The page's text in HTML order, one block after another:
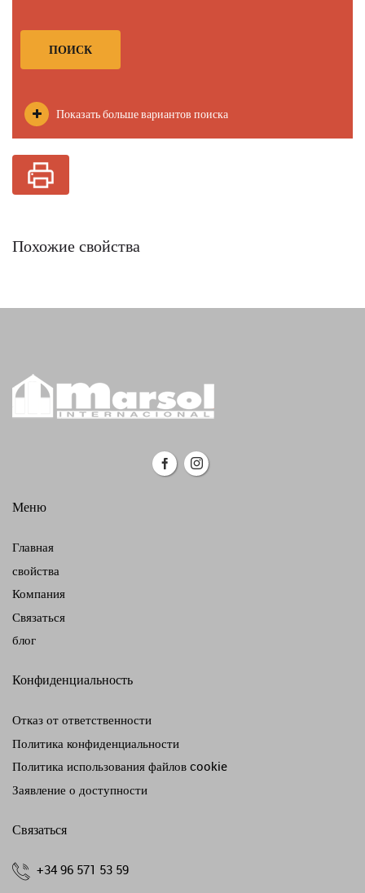
ПОИСК
Показать больше вариантов поиска
Похожие свойства
Меню
Главная
свойства
Компания
Связаться
блог
Конфиденциальность
Отказ от ответственности
Политика конфиденциальности
Политика использования файлов cookie
Заявление о доступности
Связаться
+34 96 571 53 59